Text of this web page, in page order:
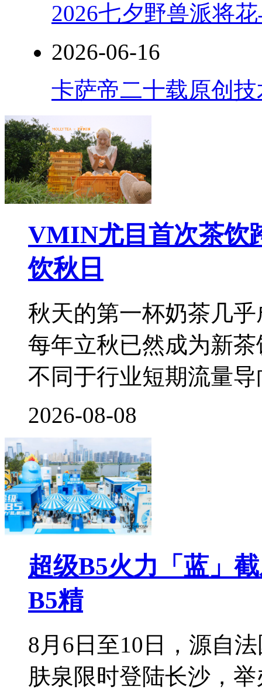
2026七夕野兽派将
2026-06-16
卡萨帝二十载原创
VMIN尤目首次茶饮
饮秋日
秋天的第一杯奶茶几
每年立秋已然成为新
不同于行业短期流量
2026-08-08
超级B5火力「蓝」
B5精
8月6日至10日，源自
肤泉限时登陆长沙，